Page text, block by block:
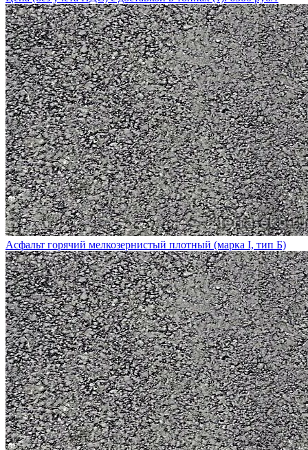
Асфальт горячий мелкозернистый плотный (марка I, тип Б)